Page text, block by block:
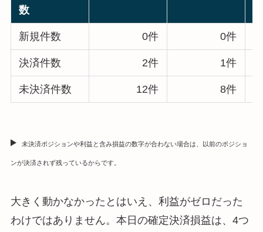
数
新規件数 0件 0件
決済件数 2件 1件
未決済件数 12件 8件
未決済ポジションや利益と含み損益の数字が合わない場合は、以前のポジショ
ンが決済されず残っているからです。
大きく動かなかったとはいえ、利益がゼロだった
わけではありません。本日の確定決済損益は、4つ